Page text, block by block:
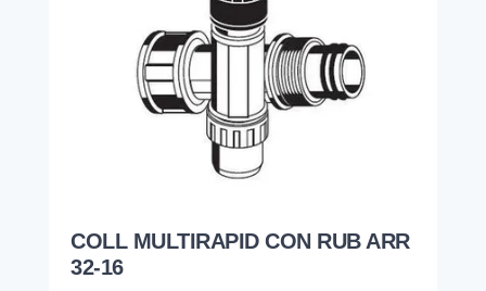
COLL MULTIRAPID CON RUB ARR
32-16